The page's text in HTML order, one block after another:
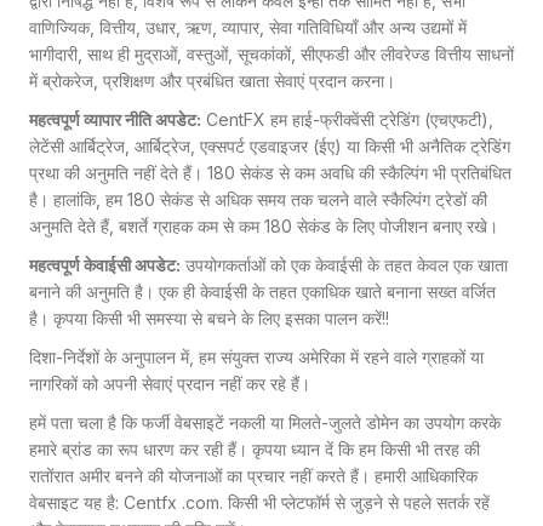
वाणिज्यिक, वित्तीय, उधार, ऋण, व्यापार, सेवा गतिविधियाँ और अन्य उद्यमों में
भागीदारी, साथ ही मुद्राओं, वस्तुओं, सूचकांकों, सीएफडी और लीवरेज्ड वित्तीय साधनों
में ब्रोकरेज, प्रशिक्षण और प्रबंधित खाता सेवाएं प्रदान करना।
महत्वपूर्ण व्यापार नीति अपडेट: CentFX हम हाई-फ्रीक्वेंसी ट्रेडिंग (एचएफटी),
लेटेंसी आर्बिट्रेज, आर्बिट्रेज, एक्सपर्ट एडवाइजर (ईए) या किसी भी अनैतिक ट्रेडिंग
प्रथा की अनुमति नहीं देते हैं। 180 सेकंड से कम अवधि की स्कैल्पिंग भी प्रतिबंधित
है। हालांकि, हम 180 सेकंड से अधिक समय तक चलने वाले स्कैल्पिंग ट्रेडों की
अनुमति देते हैं, बशर्ते ग्राहक कम से कम 180 सेकंड के लिए पोजीशन बनाए रखे।
महत्वपूर्ण केवाईसी अपडेट: उपयोगकर्ताओं को एक केवाईसी के तहत केवल एक खाता
बनाने की अनुमति है। एक ही केवाईसी के तहत एकाधिक खाते बनाना सख्त वर्जित
है। कृपया किसी भी समस्या से बचने के लिए इसका पालन करें!!
दिशा-निर्देशों के अनुपालन में, हम संयुक्त राज्य अमेरिका में रहने वाले ग्राहकों या
नागरिकों को अपनी सेवाएं प्रदान नहीं कर रहे हैं।
हमें पता चला है कि फर्जी वेबसाइटें नकली या मिलते-जुलते डोमेन का उपयोग करके
हमारे ब्रांड का रूप धारण कर रही हैं। कृपया ध्यान दें कि हम किसी भी तरह की
रातोंरात अमीर बनने की योजनाओं का प्रचार नहीं करते हैं। हमारी आधिकारिक
वेबसाइट यह है: Centfx .com. किसी भी प्लेटफॉर्म से जुड़ने से पहले सतर्क रहें